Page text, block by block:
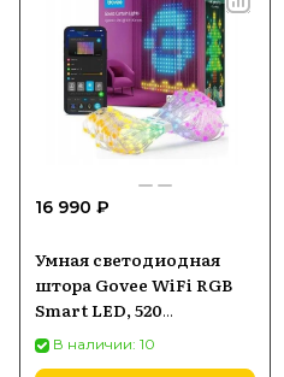
16 990 ₽
Умная светодиодная
штора Govee WiFi RGB
Smart LED, 520
светодиодов
В наличии: 10